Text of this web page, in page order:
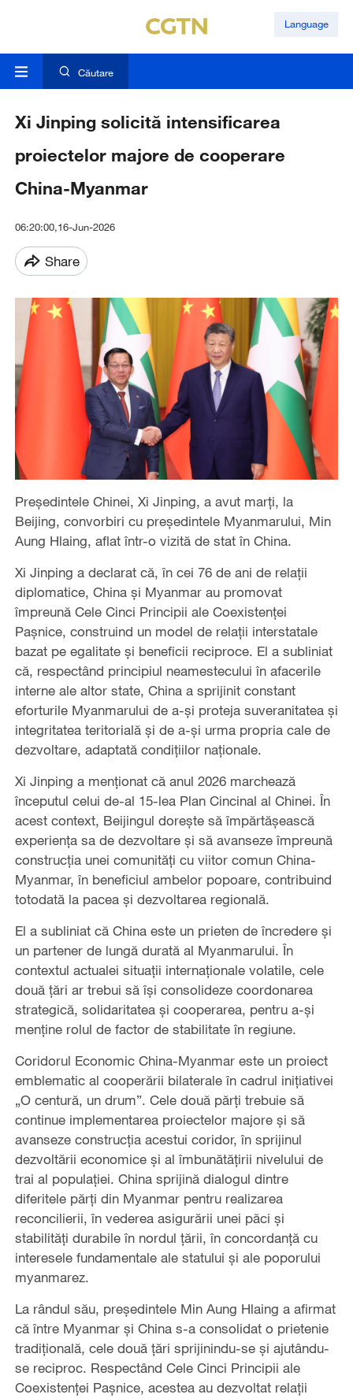
Language
Căutare
Xi Jinping solicită intensificarea
proiectelor majore de cooperare
China-Myanmar
06:20:00,16-Jun-2026
Share
Președintele Chinei, Xi Jinping, a avut marți, la
Beijing, convorbiri cu președintele Myanmarului, Min
Aung Hlaing, aflat într-o vizită de stat în China.
Xi Jinping a declarat că, în cei 76 de ani de relații
diplomatice, China și Myanmar au promovat
împreună Cele Cinci Principii ale Coexistenței
Pașnice, construind un model de relații interstatale
bazat pe egalitate și beneficii reciproce. El a subliniat
că, respectând principiul neamestecului în afacerile
interne ale altor state, China a sprijinit constant
eforturile Myanmarului de a-și proteja suveranitatea și
integritatea teritorială și de a-și urma propria cale de
dezvoltare, adaptată condițiilor naționale.
Xi Jinping a menționat că anul 2026 marchează
începutul celui de-al 15-lea Plan Cincinal al Chinei. În
acest context, Beijingul dorește să împărtășească
experiența sa de dezvoltare și să avanseze împreună
construcția unei comunități cu viitor comun China-
Myanmar, în beneficiul ambelor popoare, contribuind
totodată la pacea și dezvoltarea regională.
El a subliniat că China este un prieten de încredere și
un partener de lungă durată al Myanmarului. În
contextul actualei situații internaționale volatile, cele
două țări ar trebui să își consolideze coordonarea
strategică, solidaritatea și cooperarea, pentru a-și
menține rolul de factor de stabilitate în regiune.
Coridorul Economic China-Myanmar este un proiect
emblematic al cooperării bilaterale în cadrul inițiativei
„O centură, un drum”. Cele două părți trebuie să
continue implementarea proiectelor majore și să
avanseze construcția acestui coridor, în sprijinul
dezvoltării economice și al îmbunătățirii nivelului de
trai al populației. China sprijină dialogul dintre
diferitele părți din Myanmar pentru realizarea
reconcilierii, în vederea asigurării unei păci și
stabilități durabile în nordul țării, în concordanță cu
interesele fundamentale ale statului și ale poporului
myanmarez.
La rândul său, președintele Min Aung Hlaing a afirmat
că între Myanmar și China s-a consolidat o prietenie
tradițională, cele două țări sprijinindu-se și ajutându-
se reciproc. Respectând Cele Cinci Principii ale
Coexistenței Pașnice, acestea au dezvoltat relații